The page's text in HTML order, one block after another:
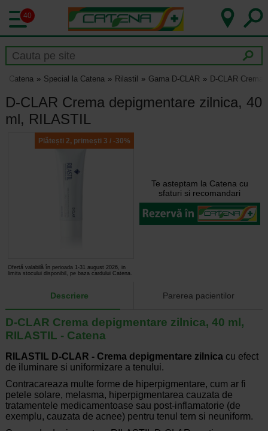
40
Catena Special la Catena Rilastil Gama D-CLAR D-CLAR Crema
D-CLAR Crema depigmentare zilnica, 40
ml, RILASTIL
Plătești 2, primești 3 / -30%
Ofertă valabilă în perioada 1-31 august 2026, in
limita stocului disponibil, pe baza cardului Catena.
Te asteptam la Catena cu
sfaturi si recomandari
Descriere Parerea pacientilor
D-CLAR Crema depigmentare zilnica, 40 ml,
RILASTIL - Catena
RILASTIL D-CLAR - Crema depigmentare zilnicacu efect
de iluminare si uniformizare a tenului.
Contracareaza multe forme de hiperpigmentare, cum ar fi
petele solare, melasma, hiperpigmentarea cauzata de
tratamentele medicamentoase sau post-inflamatorie (de
exemplu, cauzata de acnee) pentru tenul tern si neuniform.